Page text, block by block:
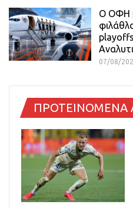
Ο ΟΦΗ
07/08/
ΠΡΟΤΕΙΝΟΜΕΝΑ